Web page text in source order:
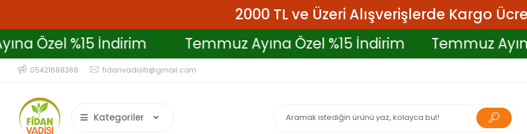
2000 TL ve Üzeri Alışverişlerde Kargo
Ayına Özel %15 İndirim
Temmuz Ayına Özel %15 İndirim Temmuz
05421688388 fidanvadisitr@gmail.com
Kategoriler